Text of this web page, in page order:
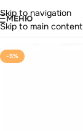
Skip to navigation
Skip to main content
МЕНЮ
-5%